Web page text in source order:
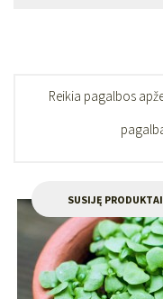
Reikia pagalbos
SUSIJĘ PRODUKTAI